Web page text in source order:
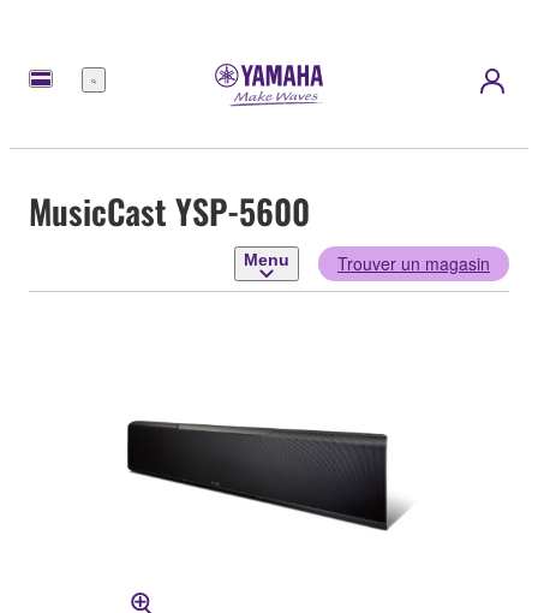
Menu
MusicCast YSP-5600
Menu Trouver un magasin